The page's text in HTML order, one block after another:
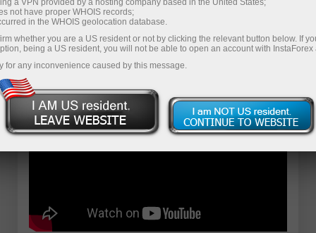
เปิดบัญชีซื้อขาย
เปิดบัญชีเดโม่
a VPN provided by a hosting company based in the United States;
not have proper WHOIS records;
in the WHOIS geolocation database.
whether you are a US resident or not by clicking the relevant button below. If
being a US resident, you will not be able to open an account with InstaForex
for any inconvenience caused by this message.